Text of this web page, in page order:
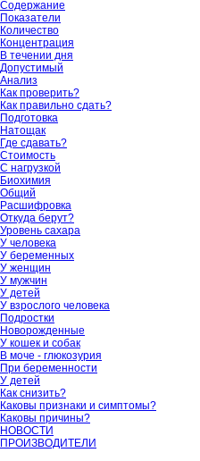
Содержание
Показатели
Количество
Концентрация
В течении дня
Допустимый
Анализ
Как проверить?
Как правильно сдать?
Подготовка
Натощак
Где сдавать?
Стоимость
С нагрузкой
Биохимия
Общий
Расшифровка
Откуда берут?
Уровень сахара
У человека
У беременных
У женщин
У мужчин
У детей
У взрослого человека
Подростки
Новорожденные
У кошек и собак
В моче - глюкозурия
При беременности
У детей
Как снизить?
Каковы признаки и симптомы?
Каковы причины?
НОВОСТИ
ПРОИЗВОДИТЕЛИ